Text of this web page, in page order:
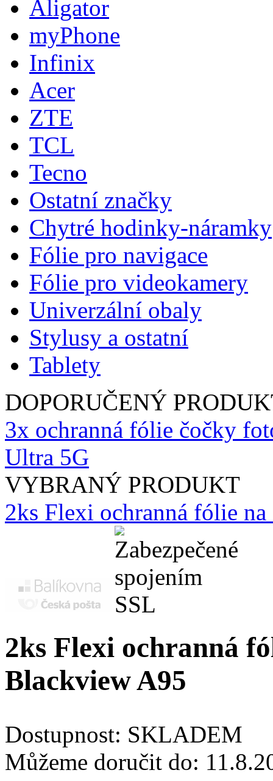
Aligator
myPhone
Infinix
Acer
ZTE
TCL
Tecno
Ostatní značky
Chytré hodinky-náramky
Fólie pro navigace
Fólie pro videokamery
Univerzální obaly
Stylusy a ostatní
Tablety
DOPORUČENÝ
3x ochranná fólie čočky
Ultra 5G
VYBRANÝ PRODUKT
2ks Flexi ochranná fólie
2ks Flexi ochranná
Blackview A95
Dostupnost: SKLADEM
Můžeme doručit do: